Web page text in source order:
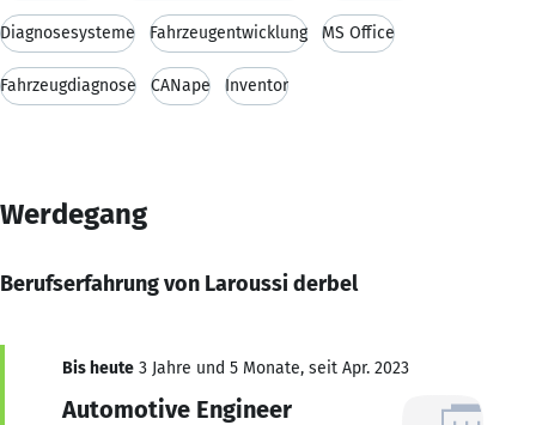
Diagnosesysteme Fahrzeugentwicklung MS Office
Fahrzeugdiagnose CANape Inventor
Werdegang
Berufserfahrung von Laroussi derbel
Bis heute 3 Jahre und 5 Monate, seit Apr. 2023
Automotive Engineer